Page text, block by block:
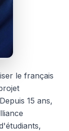
le français
15 ans,